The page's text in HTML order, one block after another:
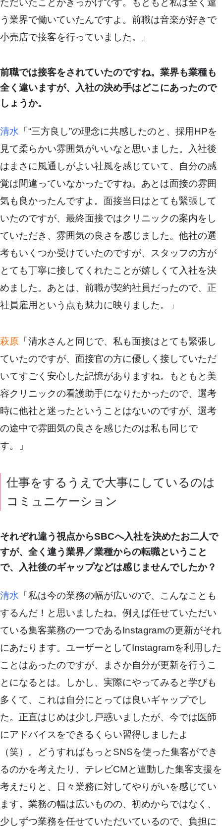
ただいたことがきっかけです。もともと私は全く違
う業界で働いていたんですよ。前職は音楽が好きで
小売店で接客を行っていました。」
前職では接客をされていたのですね。業界も業種も
全く違いますが、入社の決め手はどこにあったので
しょうか。
清水 「“三方良し”の理念に共感したのと、採用HPを
見て柔らかい雰囲気がいいなと思いました。入社後
はまさに風通しがよい社風を感じていて、自分の感
覚は間違っていなかったですね。あとは面接の雰囲
気も良かったんですよ。面接当日はとても緊張して
いたのですが、最終面接ではクリニックの案内をし
ていただき、雰囲気の良さを感じました。他社の選
考もいくつか受けていたのですが、スタッフの方が
とても丁寧に接してくれたことが嬉しくて入社を決
めました。あとは、前職が契約社員だったので、正
社員雇用という点も魅力に映りました。」
萩原 「清水さんと同じで、私も面接はとても緊張し
ていたのですが、面接官の方に優しく接していただ
いてすごく安心した記憶がありますね。もともと美
容クリニックの看護助手になりたかったので、選考
時に他社と迷ったということはないのですが、選考
の途中で雰囲気の良さを感じたのは私も同じで
す。」
仕事をするうえで大事にしているのは
コミュニケーション
それぞれ違う視点からSBCへ入社を決めたお二人で
すが、全く違う業界／業種からの転職ということ
で、入社後のギャップなどは感じませんでしたか？
清水 「私は今の業務の幅が広いので、こんなことも
するんだ！と思いましたね。例えば任せていただい
ている集客業務の一つであるInstagramの更新がそれ
にあたります。ユーザーとしてInstagramを利用した
ことはあったのですが、まさか自分が更新を行うこ
とになるとは。しかし、実際にやってみると学びも
多くて、これは自分にとっては良いギャップでし
た。正直はじめは少し戸惑いましたが、今では医師
にアドバイスをできるくらい習得しましたよ
（笑）。どうすればもっとSNSを使った集客ができ
るのかを考えたり、テレビCMと連動した集客支援を
考えたりと、日々業務に対してやりがいを感じてい
ます。業務の幅は広いものの、初めからではなく、
少しずつ業務を任せていただいているので、負担に